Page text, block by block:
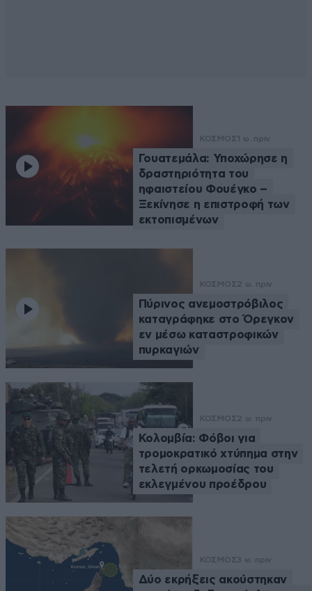
ΚΟΣΜΟΣ 1 ω. πριν
Γουατεμάλα: Υποχώρησε η
δραστηριότητα του
ηφαιστείου Φουέγκο –
Ξεκίνησε η επιστροφή των
εκτοπισμένων
ΚΟΣΜΟΣ2 ω. πριν
Πύρινος ανεμοστρόβιλος
καταγράφηκε στο Όρεγκον
εν μέσω καταστροφικών
πυρκαγιών
ΚΟΣΜΟΣ2 ω. πριν
Κολομβία: Φόβοι για
τρομοκρατικό χτύπημα στην
τελετή ορκωμοσίας του
εκλεγμένου προέδρου
ΚΟΣΜΟΣ3 ω. πριν
Δύο εκρήξεις ακούστηκαν